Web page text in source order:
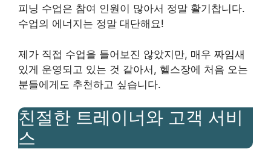
피닝 수업은 참여 인원이 많아서 정말 활기찹니다.
수업의 에너지는 정말 대단해요!
제가 직접 수업을 들어보진 않았지만, 매우 짜임새
있게 운영되고 있는 것 같아서, 헬스장에 처음 오는
분들에게도 추천하고 싶습니다.
친절한 트레이너와 고객 서비
스